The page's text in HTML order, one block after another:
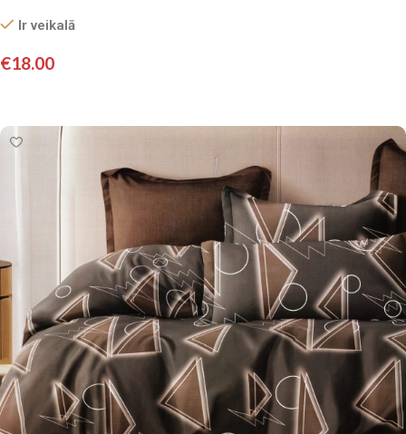
Ir veikalā
€18.00